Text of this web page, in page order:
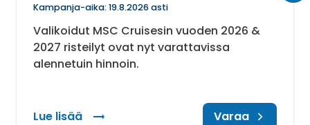
Kampanja-aika: 19.8.2026 asti
Valikoidut MSC Cruisesin vuoden 2026 &
2027 risteilyt ovat nyt varattavissa
alennetuin hinnoin.
Lue lisää
: Alennusta risteilyistä Varaa